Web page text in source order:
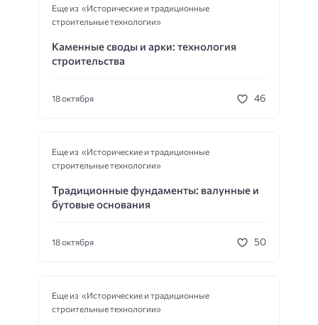
Еще из «Исторические и традиционные
строительные технологии»
Каменные своды и арки: технология
строительства
18 октября 46
Еще из «Исторические и традиционные
строительные технологии»
Традиционные фундаменты: валунные и
бутовые основания
18 октября 50
Еще из «Исторические и традиционные
строительные технологии»